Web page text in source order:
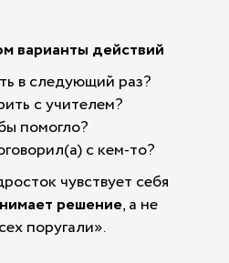
варианты действий
в следующий раз?
с учителем?
помогло?
с кем-то?
чувствует себя
решение, а не
поругали».